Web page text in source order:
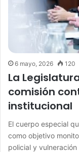
6 mayo, 2026 120
La
comisión
institucional
El cuerpo especial
como objetivo
policial y